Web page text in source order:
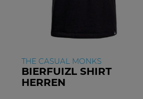
THE CASUAL MONKS
BIERFUIZL SHIRT
HERREN